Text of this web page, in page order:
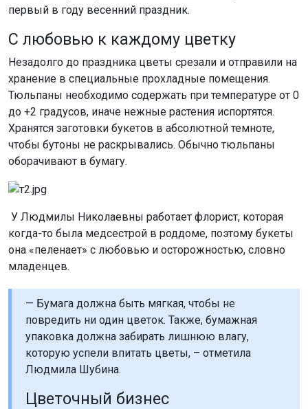
первый в году весенний праздник.
С любовью к каждому цветку
Незадолго до праздника цветы срезали и отправили на
хранение в специальные прохладные помещения.
Тюльпаны необходимо содержать при температуре от 0
до +2 градусов, иначе нежные растения испортятся.
Хранятся заготовки букетов в абсолютной темноте,
чтобы бутоны не раскрывались. Обычно тюльпаны
оборачивают в бумагу.
У Людмилы Николаевны работает флорист, которая
когда-то была медсестрой в роддоме, поэтому букеты
она «пеленает» с любовью и осторожностью, словно
младенцев.
— Бумага должна быть мягкая, чтобы не
повредить ни один цветок. Также, бумажная
упаковка должна забирать лишнюю влагу,
которую успели впитать цветы, – отметила
Людмила Шубина.
Цветочный бизнес